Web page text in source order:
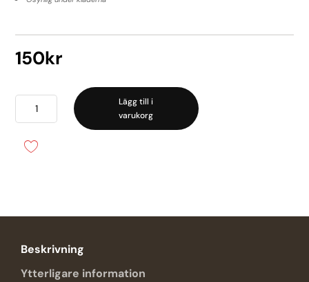
150kr
Beige
Lägg till i
varukorg
Beskrivning
Ytterligare information